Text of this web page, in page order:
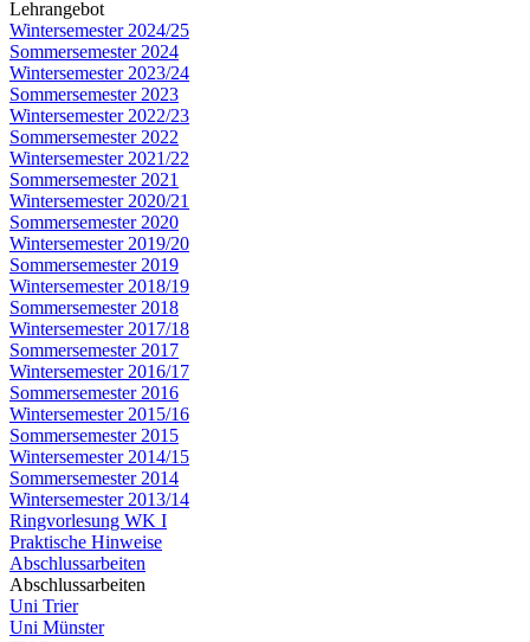
Lehrangebot
Wintersemester 2024/25
Sommersemester 2024
Wintersemester 2023/24
Sommersemester 2023
Wintersemester 2022/23
Sommersemester 2022
Wintersemester 2021/22
Sommersemester 2021
Wintersemester 2020/21
Sommersemester 2020
Wintersemester 2019/20
Sommersemester 2019
Wintersemester 2018/19
Sommersemester 2018
Wintersemester 2017/18
Sommersemester 2017
Wintersemester 2016/17
Sommersemester 2016
Wintersemester 2015/16
Sommersemester 2015
Wintersemester 2014/15
Sommersemester 2014
Wintersemester 2013/14
Ringvorlesung WK I
Praktische Hinweise
Abschlussarbeiten
Abschlussarbeiten
Uni Trier
Uni Münster